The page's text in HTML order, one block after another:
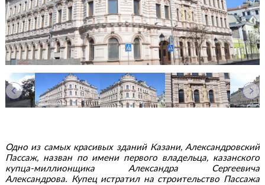
Одно из самых красивых зданий Казани, Александровский
Пассаж, назван по имени первого владельца, казанского
купца-миллионщика Александра Сергеевича
Александрова. Купец истратил на строительство Пассажа